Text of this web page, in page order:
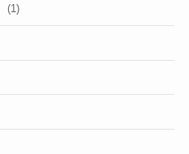
(1)